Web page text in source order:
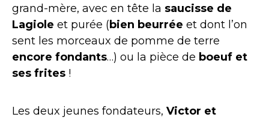
grand-mère, avec en tête la saucisse de
Lagiole et purée (bien beurrée et dont l’on
sent les morceaux de pomme de terre
encore fondants…) ou la pièce de boeuf et
ses frites !
Les deux jeunes fondateurs, Victor et